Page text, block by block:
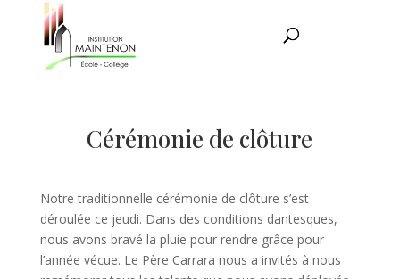
Cérémonie de clôture
Notre traditionnelle cérémonie de clôture s’est
déroulée ce jeudi. Dans des conditions dantesques,
nous avons bravé la pluie pour rendre grâce pour
l’année vécue. Le Père Carrara nous a invités à nous